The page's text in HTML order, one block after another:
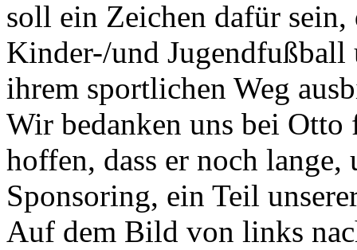
soll ein Zeichen dafür sein,
Kinder-/und
ihrem sportlichen Weg
Wir bedanken uns bei
hoffen, dass er noch
Sponsoring, ein Teil
Auf dem Bild von links